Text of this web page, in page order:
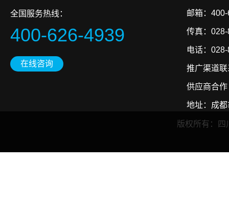
全国服务热线：
400-626-4939
在线咨询
邮箱：
传真：
电话：
推广渠道
供应商合
地址：成
版权所有：四